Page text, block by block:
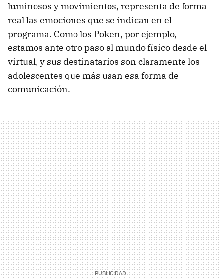
luminosos y movimientos, representa de forma
real las emociones que se indican en el
programa. Como los Poken, por ejemplo,
estamos ante otro paso al mundo físico desde el
virtual, y sus destinatarios son claramente los
adolescentes que más usan esa forma de
comunicación.